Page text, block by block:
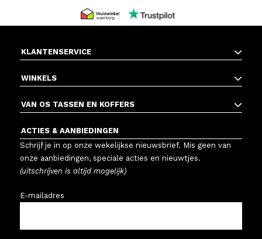
KLANTENSERVICE
WINKELS
VAN OS TASSEN EN KOFFERS
ACTIES & AANBIEDINGEN
Schrijf je in op onze wekelijkse nieuwsbrief. Mis geen van
onze aanbiedingen, speciale acties en nieuwtjes.
(uitschrijven is altijd mogelijk)
E-mailadres